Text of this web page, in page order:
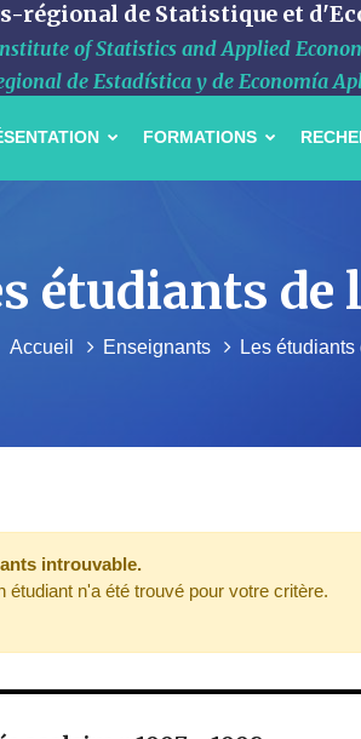
régional de Statistique et
of Statistics and Applied
de Estadística y de Economía
FORMATIONS
étudiants de
Accueil Enseignants Les
introuvable.
étudiant n'a été trouvé pour votre critère.